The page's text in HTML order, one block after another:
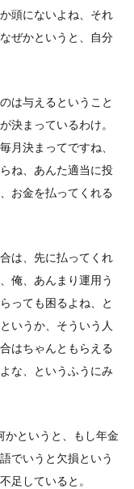
頭にないよね、それ
ぜかというと、自分
は与えるということ
決まっているわけ。
月決まってですね、
ね、あんた適当に投
お金を払ってくれる
は、先に払ってくれ
俺、あんまり運用う
っても困るよね、と
いうか、そういう人
はちゃんともらえる
な、というふうにみ
かというと、もし年金
でいうと欠損という
足していると。